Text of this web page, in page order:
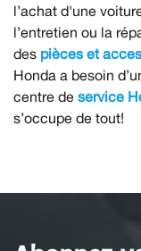
l’achat d'une
l’entretien ou la
des pièces et
Honda a besoin
centre de service
s’occupe de tout!